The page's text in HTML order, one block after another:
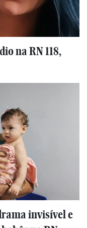
na RN 118,
invisível e